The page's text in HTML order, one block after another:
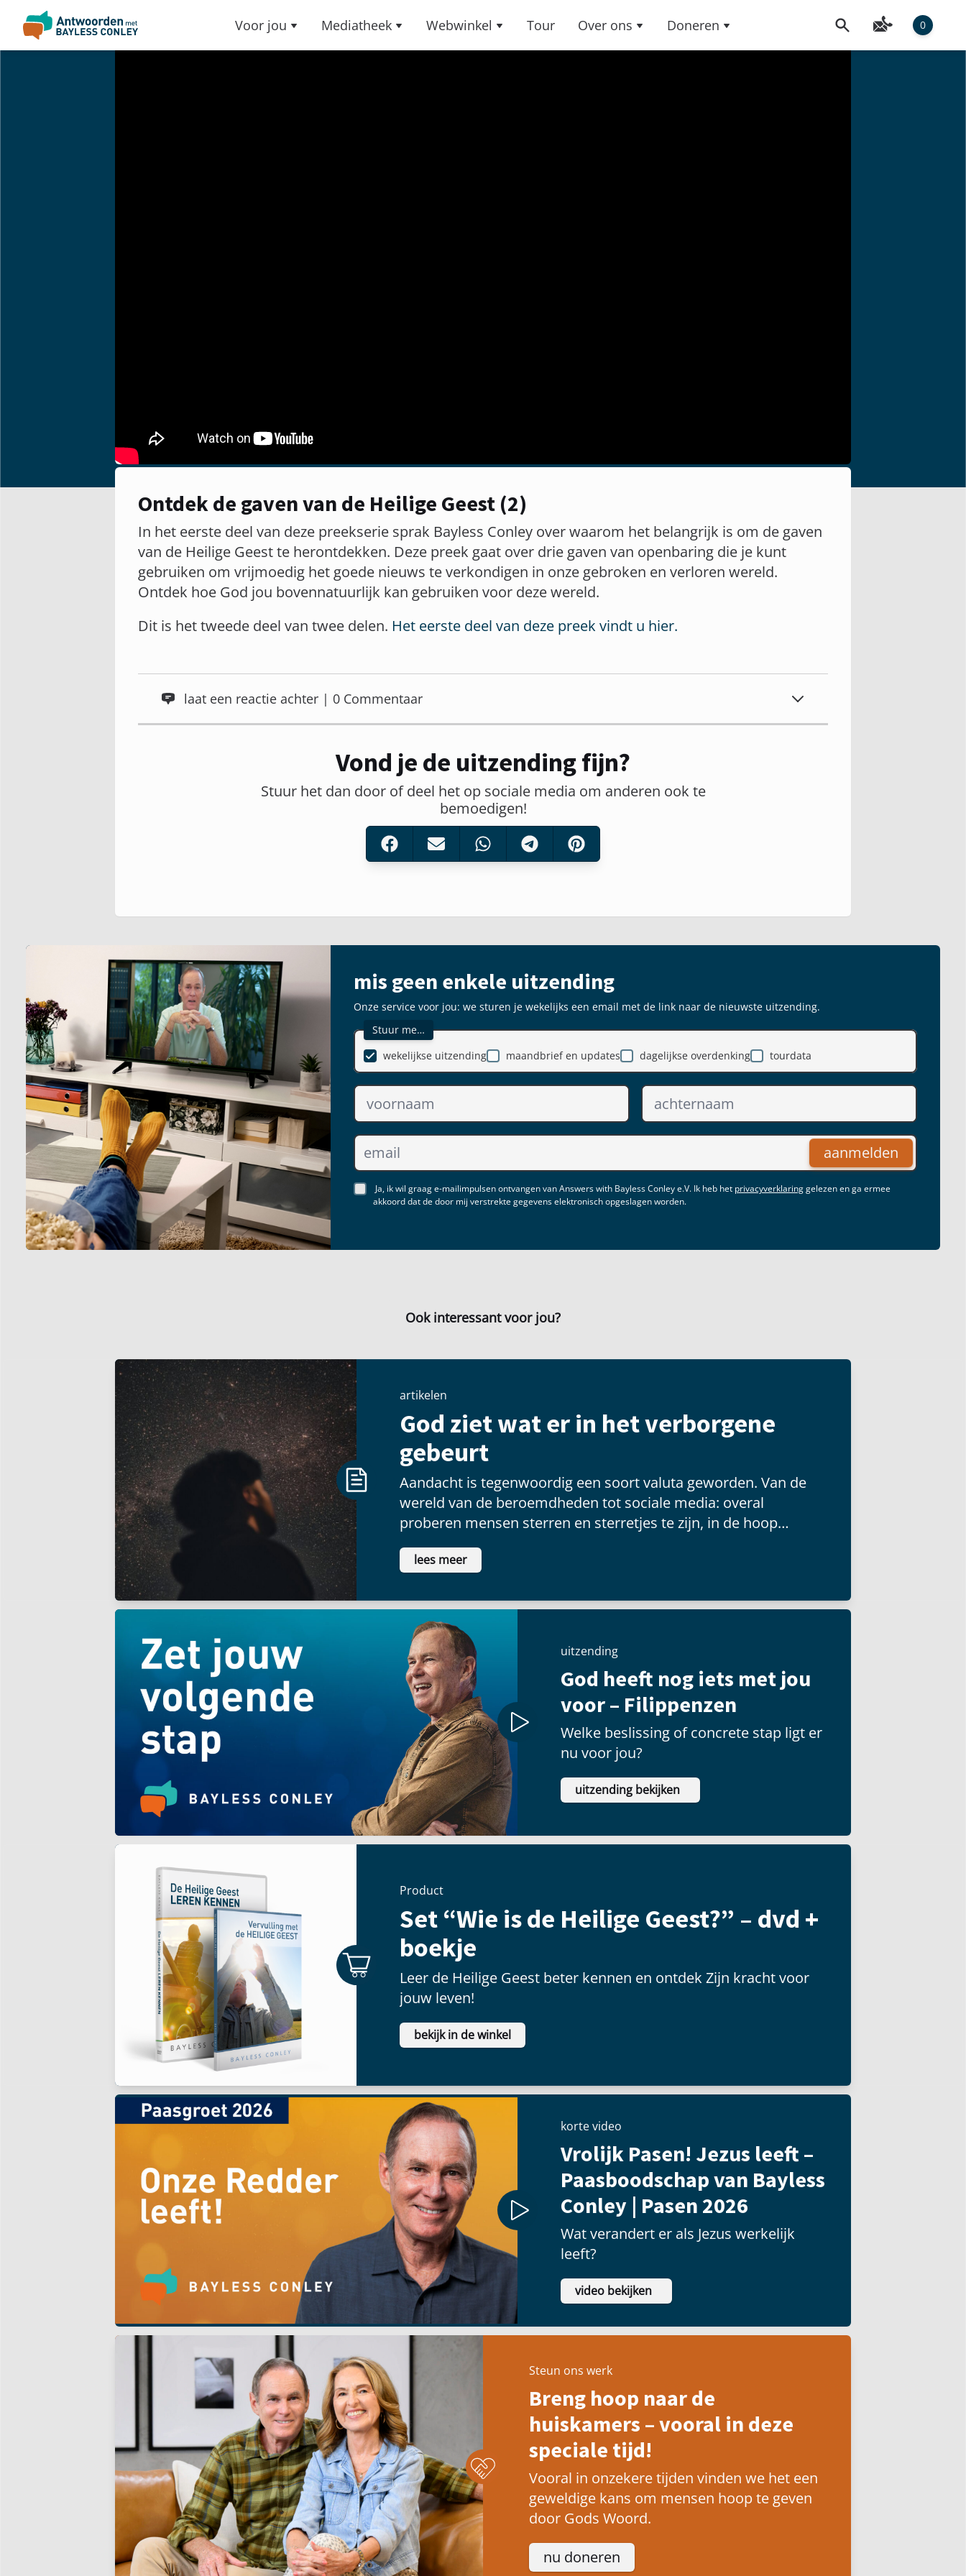
Voor jou Mediatheek Webwinkel Tour Over ons Doneren 0
Ontdek de gaven van de Heilige Geest (2)
In het eerste deel van deze preekserie sprak Bayless Conley over waarom het belangrijk is om de gaven
van de Heilige Geest te herontdekken. Deze preek gaat over drie gaven van openbaring die je kunt
gebruiken om vrijmoedig het goede nieuws te verkondigen in onze gebroken en verloren wereld.
Ontdek hoe God jou bovennatuurlijk kan gebruiken voor deze wereld.
Dit is het tweede deel van twee delen. Het eerste deel van deze preek vindt u hier.
laat een reactie achter | 0 Commentaar
Vond je de uitzending fijn?
Stuur het dan door of deel het op sociale media om anderen ook te
bemoedigen!
mis geen enkele uitzending
Onze service voor jou: we sturen je wekelijks een email met de link naar de nieuwste uitzending.
Stuur me…
maandbrief en updates
dagelijkse overdenking
wekelijkse uitzending tourdata
aanmelden
Ja, ik wil graag e-mailimpulsen ontvangen van Answers with Bayless Conley e.V. Ik heb het privacyverklaringgelezen en ga ermee
akkoord dat de door mij verstrekte gegevens elektronisch opgeslagen worden.
Ook interessant voor jou?
artikelen
God ziet wat er in het verborgene
gebeurt
Aandacht is tegenwoordig een soort valuta geworden. Van de
wereld van de beroemdheden tot sociale media: overal
proberen mensen sterren en sterretjes te zijn, in de hoop
voldoening te vinden als ze voor een groot publiek kunnen
schitteren.
lees meer
uitzending
God heeft nog iets met jou
voor – Filippenzen
Welke beslissing of concrete stap ligt er
nu voor jou?
uitzending bekijken
Product
Set “Wie is de Heilige Geest?” – dvd +
boekje
Leer de Heilige Geest beter kennen en ontdek Zijn kracht voor
jouw leven!
bekijk in de winkel
korte video
Vrolijk Pasen! Jezus leeft –
Paasboodschap van Bayless
Conley | Pasen 2026
Wat verandert er als Jezus werkelijk
leeft?
video bekijken
Steun ons werk
Breng hoop naar de
huiskamers – vooral in deze
speciale tijd!
Vooral in onzekere tijden vinden we het een
geweldige kans om mensen hoop te geven
door Gods Woord.
nu doneren